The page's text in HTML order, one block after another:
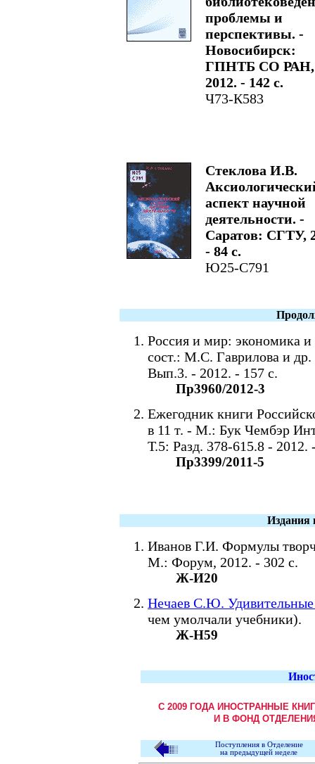
проблемы и
перспективы. -
Новосибирск:
ГПНТБ СО РАН,
2012. - 142 с.
Ч73-К583
Стеклова И.В.
аспект научной
деятельности. -
Саратов: СГТУ,
- 84 с.
Ю25-С791
Россия и мир: экономика и
сост.: М.С. Гаврилова и
Вып.3. - 2012. - 157 с.
Пр3960/2012-3
Ежегодник книги
в 11 т. - М.: Бук Чембэр
Т.5: Разд. 378-615.8 - 2012.
Пр3399/2011-5
Издания
Иванов Г.И. Формулы
М.: Форум, 2012. - 302 с.
Ж-И20
Нечаев С.Ю. Удивительные
чем умолчали учебники).
Ж-Н59
С 2009 ГОДА ИНОСТРАННЫЕ
И В ФОНД
Поступления в Отделение
на предыдущей неделе